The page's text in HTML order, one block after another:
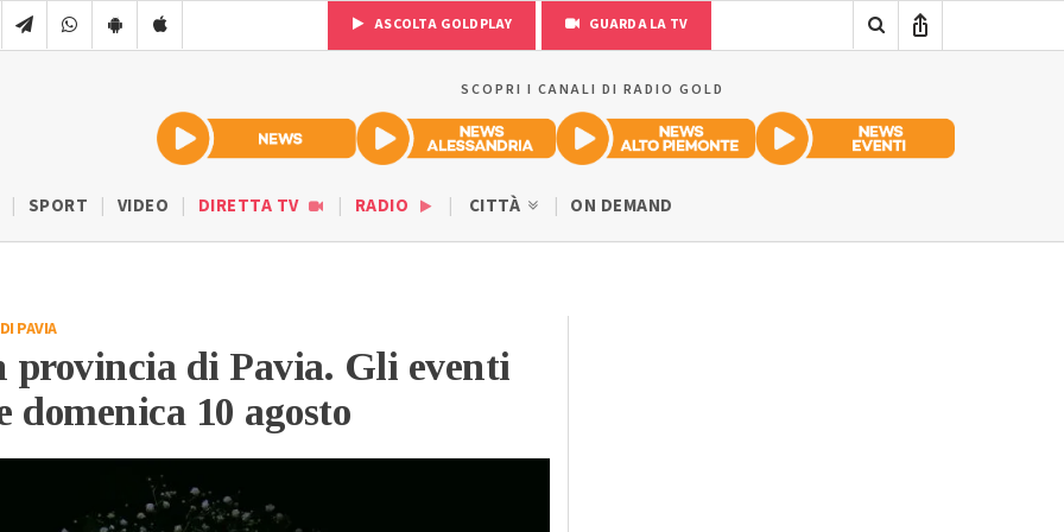
ASCOLTA GOLDPLAY GUARDA LA TV
SCOPRI I CANALI DI RADIO GOLD
SPORT VIDEO DIRETTA TV RADIO CITTÀ ON DEMAND
PAVIA
provincia di Pavia. Gli eventi
domenica 10 agosto